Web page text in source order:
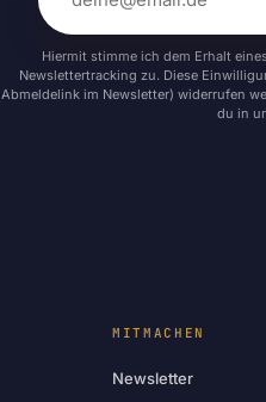
Hiermit stimme ich dem Erhalt
Newslettertracking zu. Diese
Abmeldelink im Newsletter) widerrufen
du in
MITMACHEN
Newsletter